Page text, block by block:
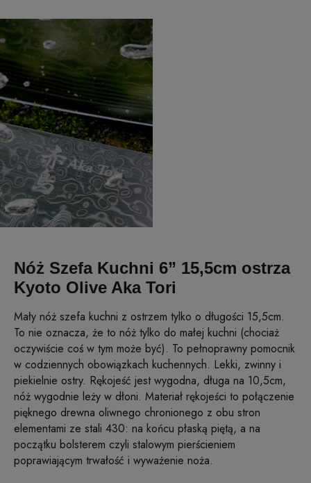
Nóż Szefa Kuchni 6” 15,5cm ostrza
Kyoto Olive Aka Tori
Mały nóż szefa kuchni z ostrzem tylko o długości 15,5cm.
To nie oznacza, że to nóż tylko do małej kuchni (chociaż
oczywiście coś w tym może być). To pełnoprawny pomocnik
w codziennych obowiązkach kuchennych. Lekki, zwinny i
piekielnie ostry. Rękojeść jest wygodna, długa na 10,5cm,
nóż wygodnie leży w dłoni. Materiał rękojeści to połączenie
pięknego drewna oliwnego chronionego z obu stron
elementami ze stali 430: na końcu płaską piętą, a na
początku bolsterem czyli stalowym pierścieniem
poprawiającym trwałość i wyważenie noża.